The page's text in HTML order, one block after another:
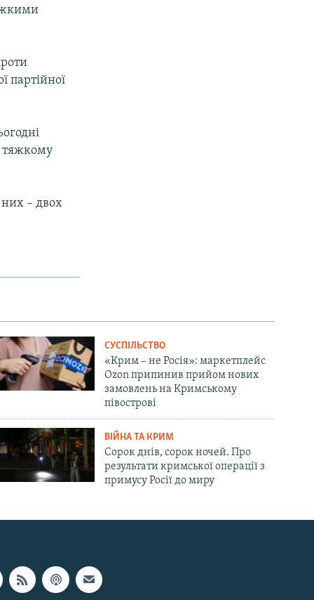
партійної
тяжкому
– двох
СУСПІЛЬСТВО
«Крим – не Росія»: маркетплейс
Ozon припинив прийом нових
замовлень на Кримському
півострові
ВІЙНА ТА КРИМ
Сорок днів, сорок ночей. Про
результати кримської операції з
примусу Росії до миру